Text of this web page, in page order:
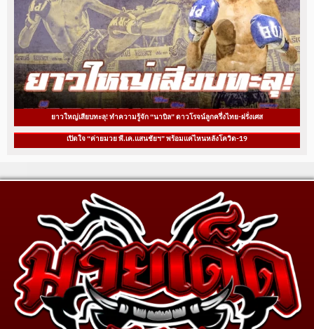
ยาวใหญ่เสียบทะลุ! ทำความรู้จัก “นาบิล” ดาวโรจน์ลูกครึ่งไทย-ฝรั่งเศส
เปิดใจ “ค่ายมวย พี.เค.แสนชัยฯ” พร้อมแค่ไหนหลังโควิด-19